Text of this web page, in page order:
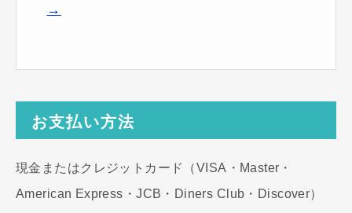
→
お支払い方法
現金またはクレジットカード（VISA・Master・
American Express・JCB・Diners Club・Discover）